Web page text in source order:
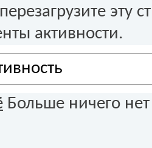
эту
активности.
Больше ничего нет